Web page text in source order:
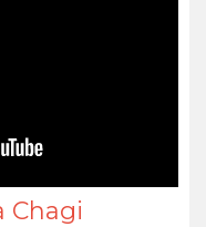
Chagi